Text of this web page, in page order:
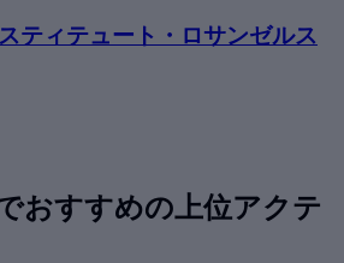
ティテュート・ロサンゼルス
おすすめの上位アクテ